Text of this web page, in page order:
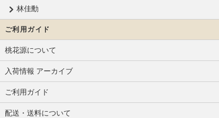
林佳勳
ご利用ガイド
桃花源について
入荷情報 アーカイブ
ご利用ガイド
配送・送料について